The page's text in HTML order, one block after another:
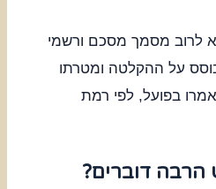
לרוב מסמך מסכם ורשמי
על ההקלטה ומטרתו
בפועל, לפי רמת
הרבה דוברים?